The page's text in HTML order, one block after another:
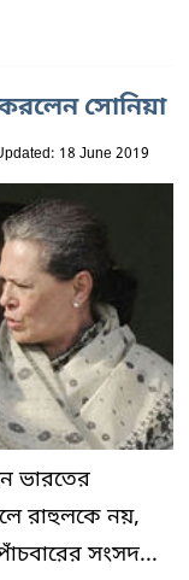
সোনিয়া
18 June 2019
ভারতের
রাহুলকে নয়,
সংসদ...